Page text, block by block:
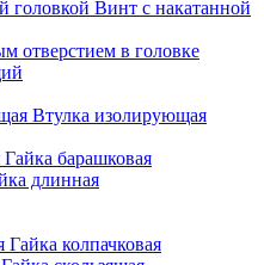
Винт с накатанной
отверстием в головке
Втулка изолирующая
Гайка барашковая
длинная
Гайка колпачковая